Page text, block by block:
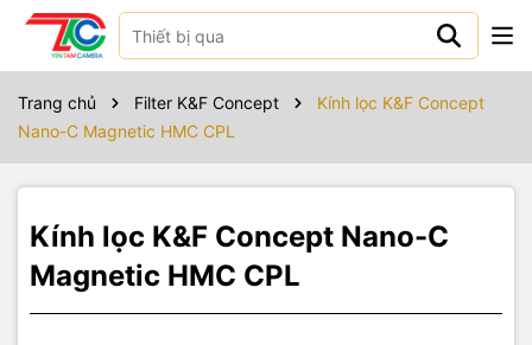
Trang chủ Filter K&F Concept
Kính lọc K&F Concept
Nano-C Magnetic HMC CPL
Kính lọc K&F Concept Nano-C
Magnetic HMC CPL
Sản phẩm bao gồm